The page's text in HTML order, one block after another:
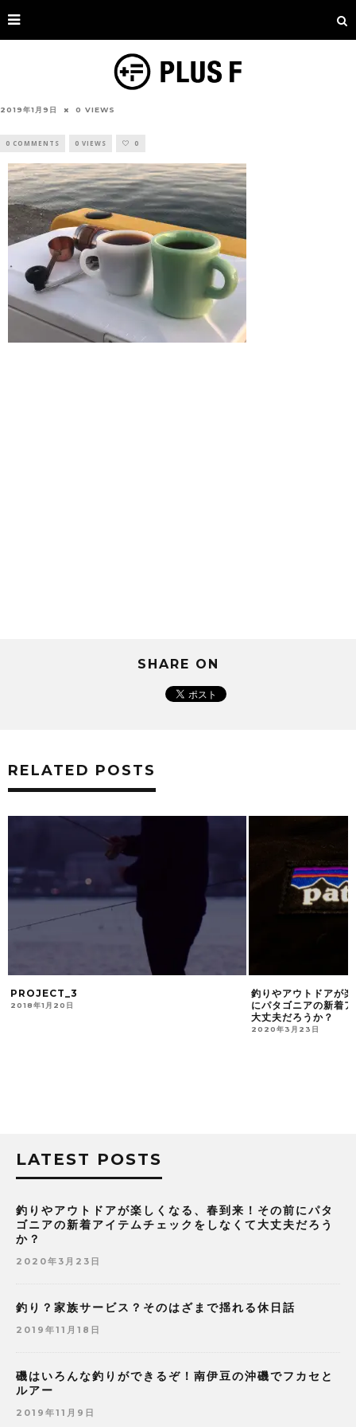
2019年1月9日 0 VIEWS
0 COMMENTS 0 VIEWS 0
SHARE ON
RELATED POSTS
PROJECT_3
2018年1月20日
釣りやアウトドアが
にパタゴニアの新着
大丈夫だろうか？
2020年3月23日
LATEST POSTS
釣りやアウトドアが楽しくなる、春到来！その前にパタ
ゴニアの新着アイテムチェックをしなくて大丈夫だろう
か？
2020年3月23日
釣り？家族サービス？そのはざまで揺れる休日話
2019年11月18日
磯はいろんな釣りができるぞ！南伊豆の沖磯でフカセと
ルアー
2019年11月9日